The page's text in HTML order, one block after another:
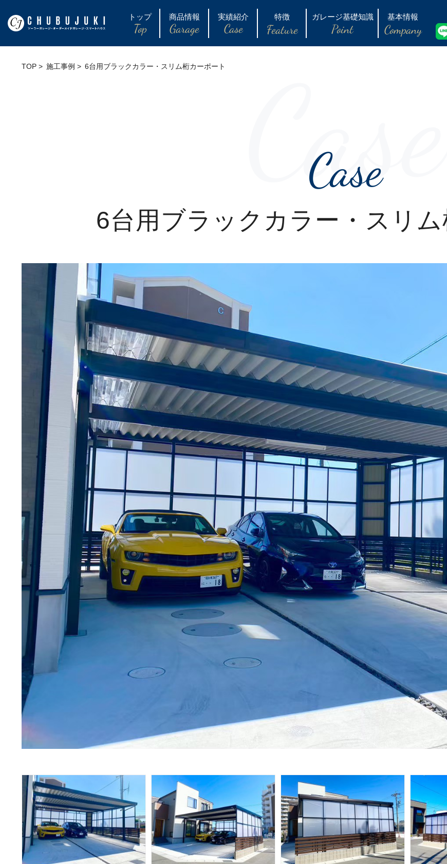
トップ
Top
商品情報
Garage
実績紹介
Case
特徴
Feature
ガレージ基礎知識
Point
基本情報
Company
TOP 施工事例 6台用ブラックカラー・スリム桁カーポート Case
Case
6台用ブラックカラー・スリム